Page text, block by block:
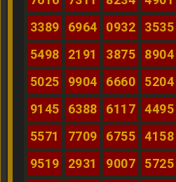
3389
6964 0932 3535
5498
2191 3875 8904
5025
9904 6660 5204
9145
6388 6117 4495
5571
7709 6755 4158
9519
2931 9007 5725